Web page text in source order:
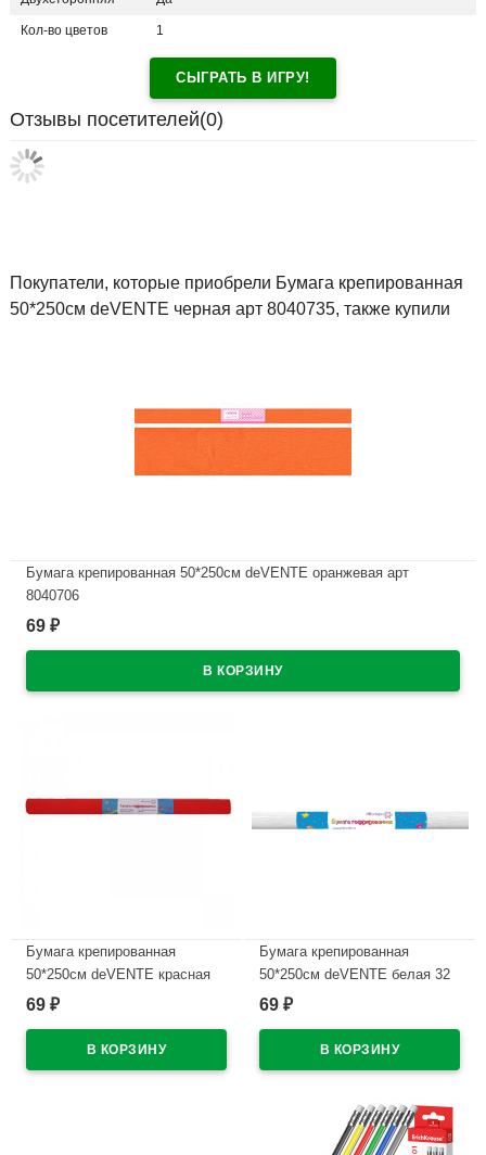
Кол-во цветов 1
СЫГРАТЬ В ИГРУ!
Отзывы посетителей(0)
Покупатели, которые приобрели Бумага крепированная
50*250см deVENTE черная арт 8040735, также купили
Бумага крепированная 50*250см deVENTE оранжевая арт
8040706
В наличии
69 ₽
Бумага крепированная
50*250см deVENTE красная
арт.8040720
69 ₽
Бумага крепированная
50*250см deVENTE белая 32
г/м арт 8040700
69 ₽